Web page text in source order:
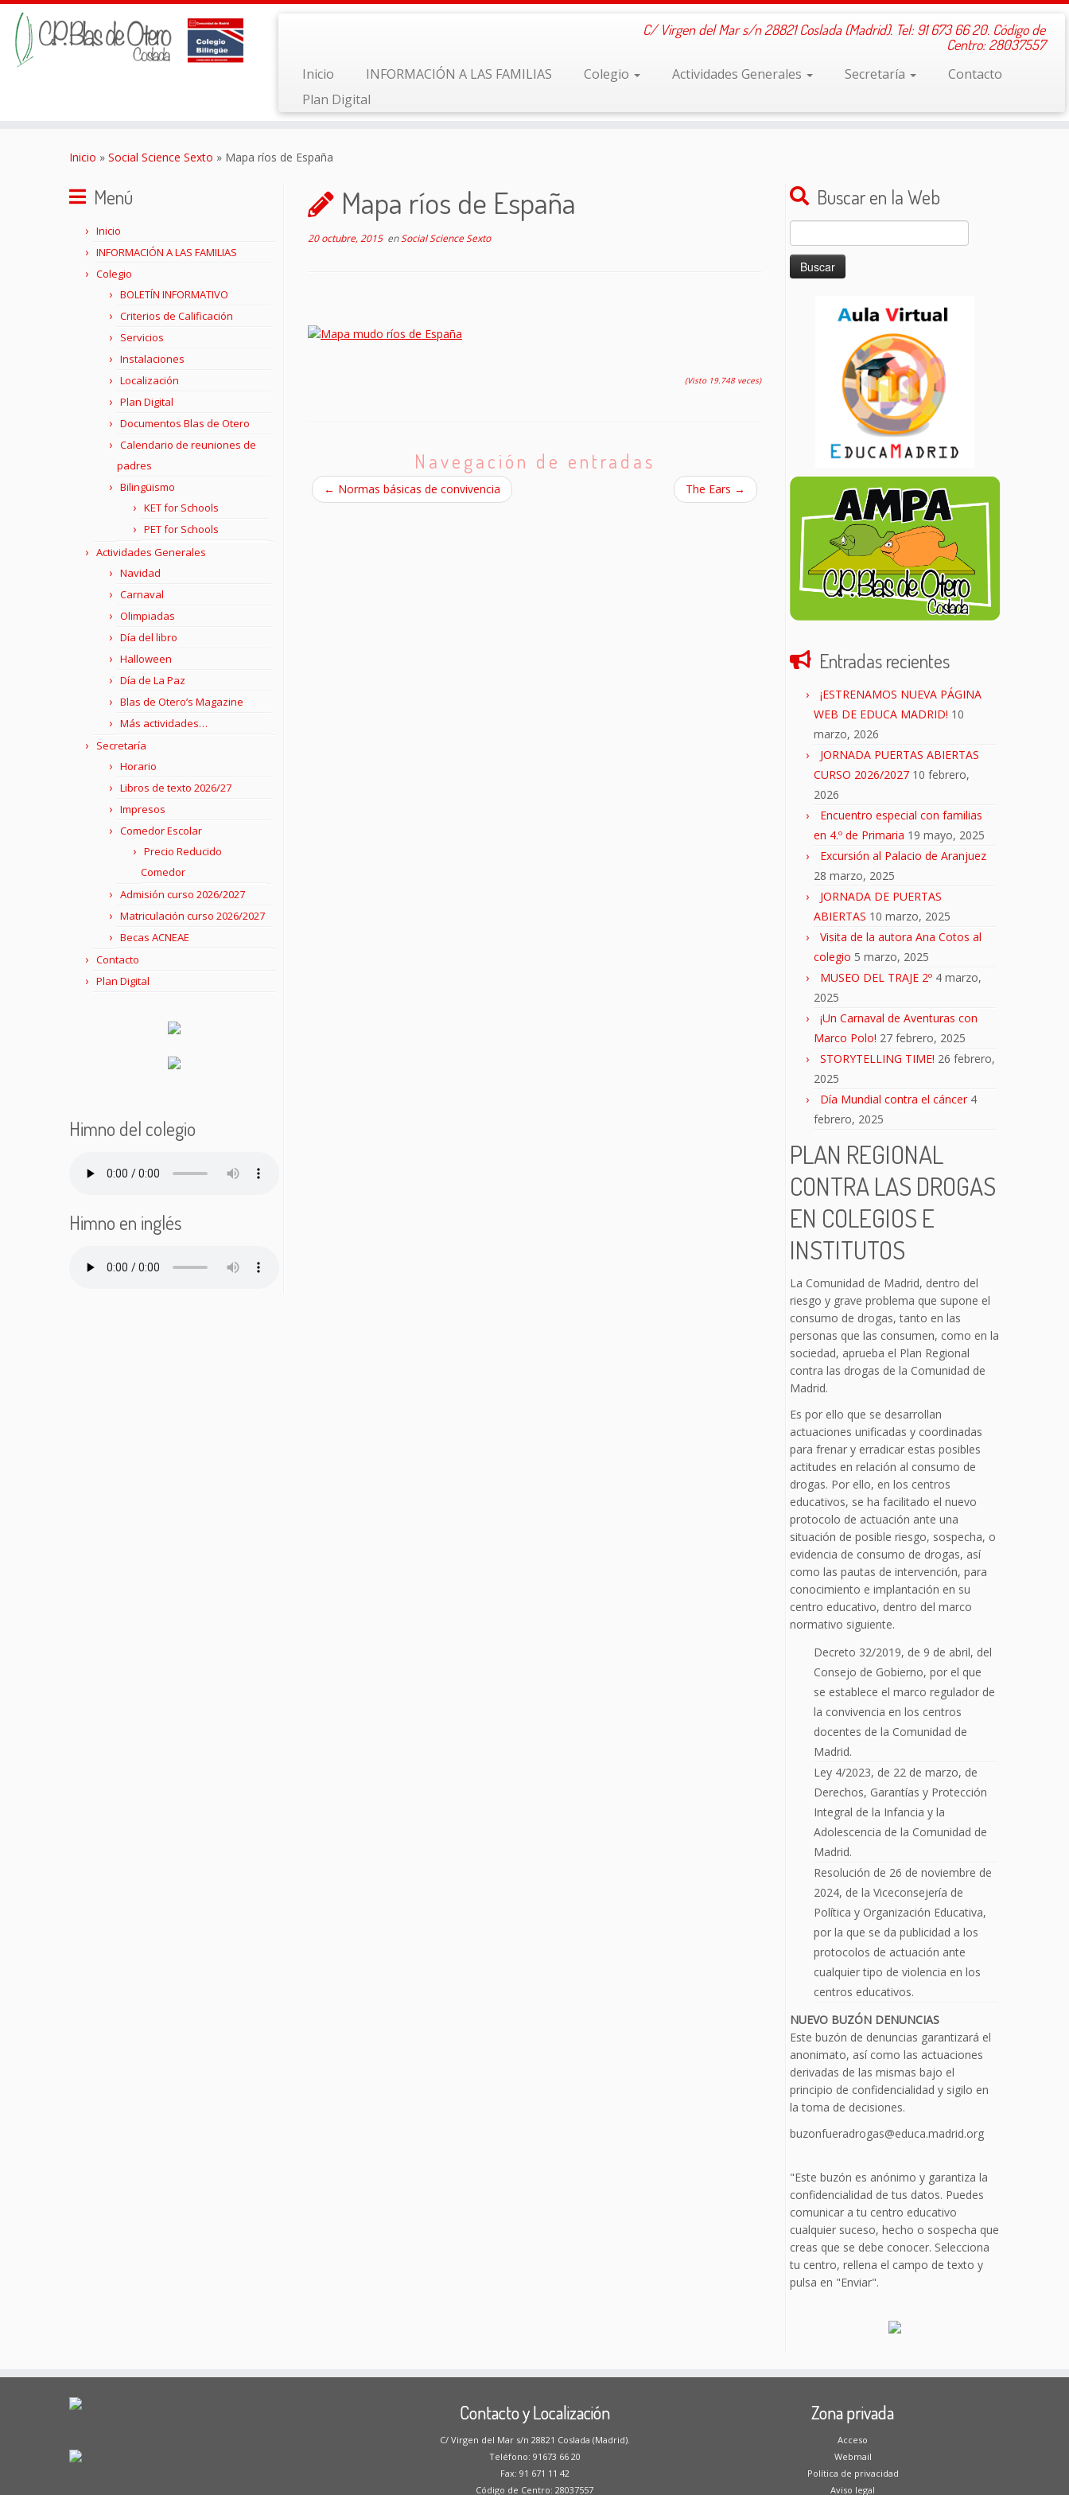
C/ Virgen del Mar s/n 28821 Coslada (Madrid). Tel: 91 673 66 20. Código de
Centro: 28037557
Inicio
INFORMACIÓN A LAS FAMILIAS Colegio Actividades Generales Secretaría
Contacto
Plan Digital
Inicio » Social Science Sexto » Mapa ríos de España
Menú
Inicio
INFORMACIÓN A LAS FAMILIAS
Colegio
BOLETÍN INFORMATIVO
Criterios de Calificación
Servicios
Instalaciones
Localización
Plan Digital
Documentos Blas de Otero
Calendario de reuniones de
padres
Bilingüismo
KET for Schools
PET for Schools
Actividades Generales
Navidad
Carnaval
Olimpiadas
Día del libro
Halloween
Día de La Paz
Blas de Otero’s Magazine
Más actividades…
Secretaría
Horario
Libros de texto 2026/27
Impresos
Comedor Escolar
Precio Reducido
Comedor
Admisión curso 2026/2027
Matriculación curso 2026/2027
Becas ACNEAE
Contacto
Plan Digital
Himno del colegio
Himno en inglés
Mapa ríos de España
20 octubre, 2015enSocial Science Sexto
(Visto 19.748 veces)
Navegación de entradas
← Normas básicas de convivencia The Ears →
Buscar en la Web
Buscar:
Entradas recientes
¡ESTRENAMOS NUEVA PÁGINA
WEB DE EDUCA MADRID! 10
marzo, 2026
JORNADA PUERTAS ABIERTAS
CURSO 2026/2027 10 febrero,
2026
Encuentro especial con familias
en 4.º de Primaria 19 mayo, 2025
Excursión al Palacio de Aranjuez
28 marzo, 2025
JORNADA DE PUERTAS
ABIERTAS 10 marzo, 2025
Visita de la autora Ana Cotos al
colegio 5 marzo, 2025
MUSEO DEL TRAJE 2º 4 marzo,
2025
¡Un Carnaval de Aventuras con
Marco Polo! 27 febrero, 2025
STORYTELLING TIME! 26 febrero,
2025
Día Mundial contra el cáncer 4
febrero, 2025
PLAN REGIONAL
CONTRA LAS DROGAS
EN COLEGIOS E
INSTITUTOS
La Comunidad de Madrid, dentro del
riesgo y grave problema que supone el
consumo de drogas, tanto en las
personas que las consumen, como en la
sociedad, aprueba el Plan Regional
contra las drogas de la Comunidad de
Madrid.
Es por ello que se desarrollan
actuaciones unificadas y coordinadas
para frenar y erradicar estas posibles
actitudes en relación al consumo de
drogas. Por ello, en los centros
educativos, se ha facilitado el nuevo
protocolo de actuación ante una
situación de posible riesgo, sospecha, o
evidencia de consumo de drogas, así
como las pautas de intervención, para
conocimiento e implantación en su
centro educativo, dentro del marco
normativo siguiente.
Decreto 32/2019, de 9 de abril, del
Consejo de Gobierno, por el que
se establece el marco regulador de
la convivencia en los centros
docentes de la Comunidad de
Madrid.
Ley 4/2023, de 22 de marzo, de
Derechos, Garantías y Protección
Integral de la Infancia y la
Adolescencia de la Comunidad de
Madrid.
Resolución de 26 de noviembre de
2024, de la Viceconsejería de
Política y Organización Educativa,
por la que se da publicidad a los
protocolos de actuación ante
cualquier tipo de violencia en los
centros educativos.
NUEVO BUZÓN DENUNCIAS
Este buzón de denuncias garantizará el
anonimato, así como las actuaciones
derivadas de las mismas bajo el
principio de confidencialidad y sigilo en
la toma de decisiones.
buzonfueradrogas@educa.madrid.org
"Este buzón es anónimo y garantiza la
confidencialidad de tus datos. Puedes
comunicar a tu centro educativo
cualquier suceso, hecho o sospecha que
creas que se debe conocer. Selecciona
tu centro, rellena el campo de texto y
pulsa en "Enviar".
Contacto y Localización
C/ Virgen del Mar s/n 28821 Coslada (Madrid).
Teléfono: 91673 66 20
Fax: 91 671 11 42
Código de Centro: 28037557
Zona privada
Acceso
Webmail
Política de privacidad
Aviso legal